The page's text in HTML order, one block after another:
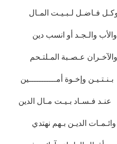
فـاضـل لـبـيـت المـال
والـجـد أو انسب دين
عـصـبة المـلتـحم
وإخـوة أمـــــــــــين
فـسـاد بـيـت مـال الدين
الديـن بـهم نهتدي